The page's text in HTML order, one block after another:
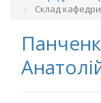
Склад кафедри